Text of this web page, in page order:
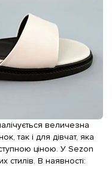
величезна
так і для дівчат, яка
ціною. У Sezon
стилів. В наявності: